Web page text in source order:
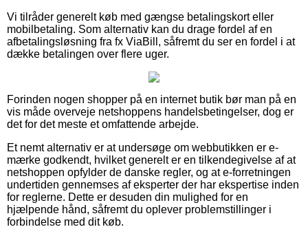
Vi tilråder generelt køb med gængse betalingskort eller
mobilbetaling. Som alternativ kan du drage fordel af en
afbetalingsløsning fra fx ViaBill, såfremt du ser en fordel i at
dække betalingen over flere uger.
Forinden nogen shopper på en internet butik bør man på en
vis måde overveje netshoppens handelsbetingelser, dog er
det for det meste et omfattende arbejde.
Et nemt alternativ er at undersøge om webbutikken er e-
mærke godkendt, hvilket generelt er en tilkendegivelse af at
netshoppen opfylder de danske regler, og at e-forretningen
undertiden gennemses af eksperter der har ekspertise inden
for reglerne. Dette er desuden din mulighed for en
hjælpende hånd, såfremt du oplever problemstillinger i
forbindelse med dit køb.